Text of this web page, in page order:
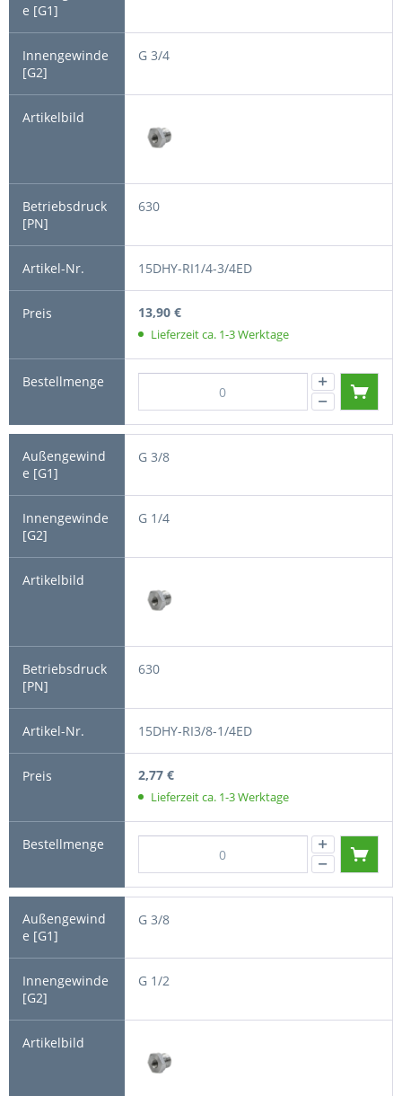
G 3/4
630
15DHY-RI1/4-3/4ED
13,90 €
Lieferzeit ca. 1-3 Werktage
G 3/8
G 1/4
630
15DHY-RI3/8-1/4ED
2,77 €
Lieferzeit ca. 1-3 Werktage
G 3/8
G 1/2